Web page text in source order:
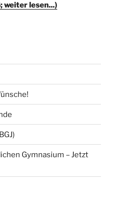
lesen...)
Gymnasium – Jetzt